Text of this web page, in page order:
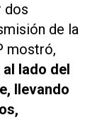
dos
de la
mostró,
lado del
llevando